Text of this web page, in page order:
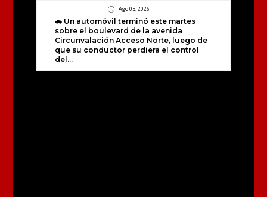
Ago 05, 2026
🚗 Un automóvil terminó este martes
sobre el boulevard de la avenida
Circunvalación Acceso Norte, luego de
que su conductor perdiera el control
del...